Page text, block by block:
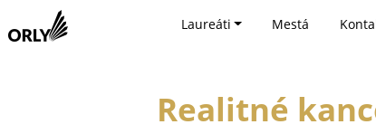
Laureáti Mestá
Realitné